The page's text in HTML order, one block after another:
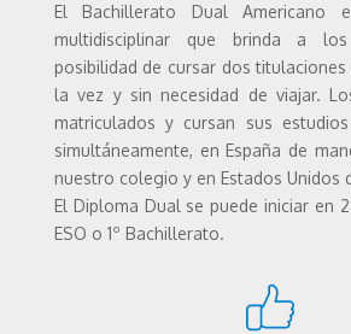
El Bachillerato Dual Americano
multidisciplinar que brinda a
posibilidad de cursar dos
la vez y sin necesidad de viajar.
matriculados y cursan sus
simultáneamente, en España de
nuestro colegio y en Estados Unidos
El Diploma Dual se puede iniciar en
ESO o 1º Bachillerato.